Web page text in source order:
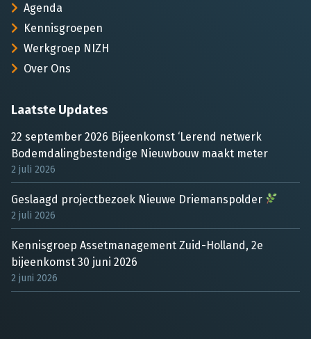
Agenda
Kennisgroepen
Werkgroep NIZH
Over Ons
Laatste Updates
22 september 2026 Bijeenkomst ‘Lerend netwerk
Bodemdalingbestendige Nieuwbouw maakt meter
2 juli 2026
Geslaagd projectbezoek Nieuwe Driemanspolder
2 juli 2026
Kennisgroep Assetmanagement Zuid-Holland, 2e
bijeenkomst 30 juni 2026
2 juni 2026